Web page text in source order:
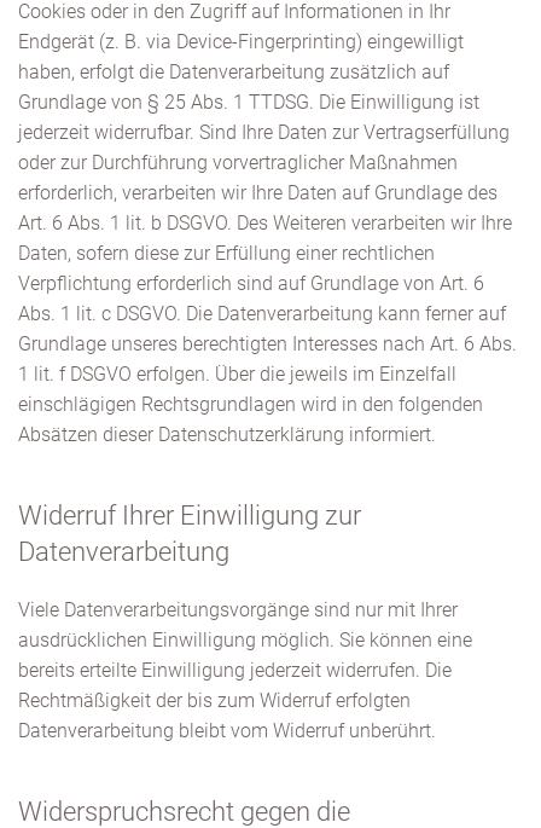
Cookies oder in den Zugriff auf Informationen in Ihr
Endgerät (z. B. via Device-Fingerprinting) eingewilligt
haben, erfolgt die Datenverarbeitung zusätzlich auf
Grundlage von § 25 Abs. 1 TTDSG. Die Einwilligung ist
jederzeit widerrufbar. Sind Ihre Daten zur Vertragserfüllung
oder zur Durchführung vorvertraglicher Maßnahmen
erforderlich, verarbeiten wir Ihre Daten auf Grundlage des
Art. 6 Abs. 1 lit. b DSGVO. Des Weiteren verarbeiten wir Ihre
Daten, sofern diese zur Erfüllung einer rechtlichen
Verpflichtung erforderlich sind auf Grundlage von Art. 6
Abs. 1 lit. c DSGVO. Die Datenverarbeitung kann ferner auf
Grundlage unseres berechtigten Interesses nach Art. 6 Abs.
1 lit. f DSGVO erfolgen. Über die jeweils im Einzelfall
einschlägigen Rechtsgrundlagen wird in den folgenden
Absätzen dieser Datenschutzerklärung informiert.
Widerruf Ihrer Einwilligung zur
Datenverarbeitung
Viele Datenverarbeitungsvorgänge sind nur mit Ihrer
ausdrücklichen Einwilligung möglich. Sie können eine
bereits erteilte Einwilligung jederzeit widerrufen. Die
Rechtmäßigkeit der bis zum Widerruf erfolgten
Datenverarbeitung bleibt vom Widerruf unberührt.
Widerspruchsrecht gegen die